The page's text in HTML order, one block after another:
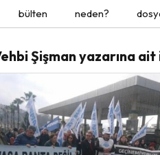
bülten neden?
Şişman yazarına